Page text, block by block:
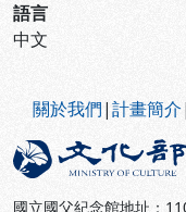
語言
中文
關於我們|計畫簡介|
國立國父紀念館地址：